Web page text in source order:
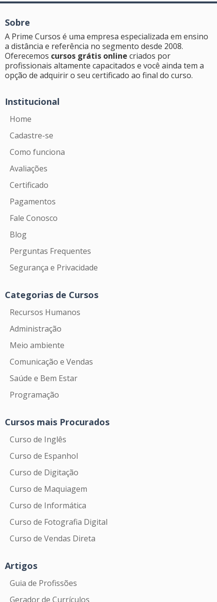
Sobre
A Prime Cursos é uma empresa especializada em ensino
a distância e referência no segmento desde 2008.
Oferecemos cursos grátis online criados por
profissionais altamente capacitados e você ainda tem a
opção de adquirir o seu certificado ao final do curso.
Institucional
Home
Cadastre-se
Como funciona
Avaliações
Certificado
Pagamentos
Fale Conosco
Blog
Perguntas Frequentes
Segurança e Privacidade
Categorias de Cursos
Recursos Humanos
Administração
Meio ambiente
Comunicação e Vendas
Saúde e Bem Estar
Programação
Cursos mais Procurados
Curso de Inglês
Curso de Espanhol
Curso de Digitação
Curso de Maquiagem
Curso de Informática
Curso de Fotografia Digital
Curso de Vendas Direta
Artigos
Guia de Profissões
Gerador de Currículos